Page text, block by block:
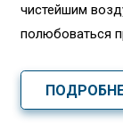
чистейшим
полюбоваться